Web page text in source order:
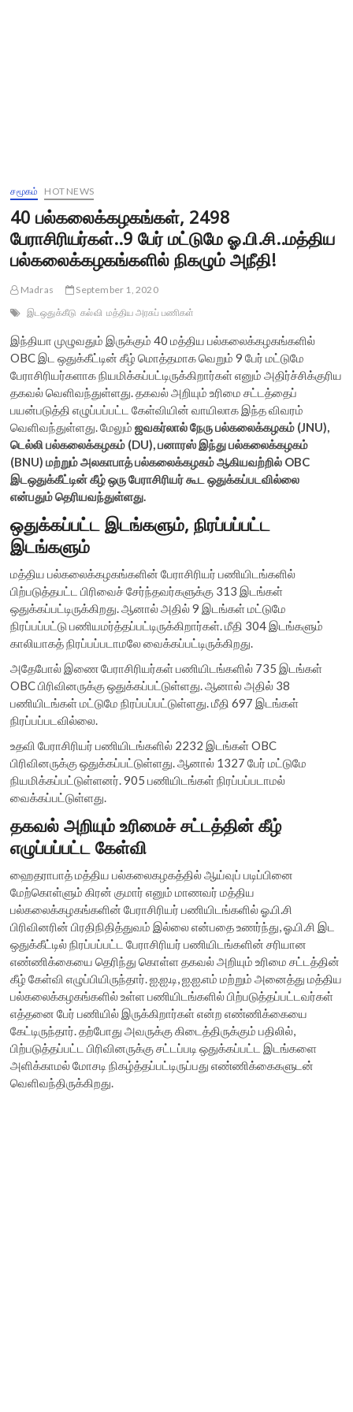
சமூகம் HOT NEWS
40 பல்கலைக்கழகங்கள், 2498
பேராசிரியர்கள்..9 பேர் மட்டுமே ஓ.பி.சி..மத்திய
பல்கலைக்கழகங்களில் நிகழும் அநீதி!
Madras
September 1, 2020
இடஒதுக்கீடு கல்வி மத்திய அரசுப் பணிகள்
இந்தியா முழுவதும் இருக்கும் 40 மத்திய பல்கலைக்கழகங்களில்
OBC இட ஒதுக்கீட்டின் கீழ் மொத்தமாக வெறும் 9 பேர் மட்டுமே
பேராசிரியர்களாக நியமிக்கப்பட்டிருக்கிறார்கள் எனும் அதிர்ச்சிக்குரிய
தகவல் வெளிவந்துள்ளது. தகவல் அறியும் உரிமை சட்டத்தைப்
பயன்படுத்தி எழுப்பப்பட்ட கேள்வியின் வாயிலாக இந்த விவரம்
வெளிவந்துள்ளது. மேலும்ஜவகர்லால் நேரு பல்கலைக்கழகம் (JNU),
டெல்லி பல்கலைக்கழகம் (DU), பனாரஸ் இந்து பல்கலைக்கழகம்
(BNU) மற்றும் அலகாபாத் பல்கலைக்கழகம் ஆகியவற்றில் OBC
இடஒதுக்கீட்டின் கீழ் ஒரு பேராசிரியர் கூட ஒதுக்கப்படவில்லை
என்பதும் தெரியவந்துள்ளது.
ஒதுக்கப்பட்ட இடங்களும், நிரப்பப்பட்ட
இடங்களும்
மத்திய பல்கலைக்கழகங்களின் பேராசிரியர் பணியிடங்களில்
பிற்படுத்தபட்ட பிரிவைச் சேர்ந்தவர்களுக்கு 313 இடங்கள்
ஒதுக்கப்பட்டிருக்கிறது. ஆனால் அதில் 9 இடங்கள் மட்டுமே
நிரப்பப்பட்டு பணியமர்த்தப்பட்டிருக்கிறார்கள். மீதி 304 இடங்களும்
காலியாகத் நிரப்பப்படாமலே வைக்கப்பட்டிருக்கிறது.
அதேபோல் இணை பேராசிரியர்கள் பணியிடங்களில் 735 இடங்கள்
OBC பிரிவினருக்கு ஒதுக்கப்பட்டுள்ளது. ஆனால் அதில் 38
பணியிடங்கள் மட்டுமே நிரப்பப்பட்டுள்ளது. மீதி 697 இடங்கள்
நிரப்பப்படவில்லை.
உதவி பேராசிரியர் பணியிடங்களில் 2232 இடங்கள் OBC
பிரிவினருக்கு ஒதுக்கப்பட்டுள்ளது. ஆனால் 1327 பேர் மட்டுமே
நியமிக்கப்பட்டுள்ளனர். 905 பணியிடங்கள் நிரப்பப்படாமல்
வைக்கப்பட்டுள்ளது.
தகவல் அறியும் உரிமைச் சட்டத்தின் கீழ்
எழுப்பப்பட்ட கேள்வி
ஹைதராபாத் மத்திய பல்கலைகழகத்தில் ஆய்வுப் படிப்பினை
மேற்கொள்ளும் கிரன் குமார் எனும் மாணவர் மத்திய
பல்கலைக்கழகங்களின் பேராசிரியர் பணியிடங்களில் ஓ.பி.சி
பிரிவினரின் பிரதிநிதித்துவம் இல்லை என்பதை உணர்ந்து, ஓ.பி.சி இட
ஒதுக்கீட்டில் நிரப்பப்பட்ட பேராசிரியர் பணியிடங்களின் சரியான
எண்ணிக்கையை தெரிந்து கொள்ள தகவல் அறியும் உரிமை சட்டத்தின்
கீழ் கேள்வி எழுப்பியிருந்தார். ஐ.ஐ.டி, ஐ.ஐ.எம் மற்றும் அனைத்து மத்திய
பல்கலைக்கழகங்களில் உள்ள பணியிடங்களில் பிற்படுத்தப்பட்டவர்கள்
எத்தனை பேர் பணியில் இருக்கிறார்கள் என்ற எண்ணிக்கையை
கேட்டிருந்தார். தற்போது அவருக்கு கிடைத்திருக்கும் பதிலில்,
பிற்படுத்தப்பட்ட பிரிவினருக்கு சட்டப்படி ஒதுக்கப்பட்ட இடங்களை
அளிக்காமல் மோசடி நிகழ்த்தப்பட்டிருப்பது எண்ணிக்கைகளுடன்
வெளிவந்திருக்கிறது.